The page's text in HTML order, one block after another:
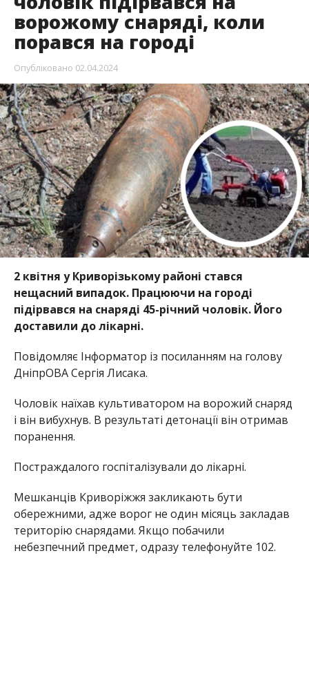
ворожому снаряді, коли
порався на городі
Опубліковано 02.04.2024
2 квітня у Криворізькому районі стався
нещасний випадок. Працюючи на городі
підірвався на снаряді 45-річний чоловік. Його
доставили до лікарні.
Повідомляє Інформатор із посиланням на голову
ДніпрОВА Сергія Лисака.
Чоловік наїхав культиватором на ворожий снаряд
і він вибухнув. В результаті детонації він отримав
поранення.
Постраждалого госпіталізували до лікарні.
Мешканців Криворіжжя закликають бути
обережними, адже ворог не один місяць закладав
територію снарядами. Якщо побачили
небезпечний предмет, одразу телефонуйте 102.